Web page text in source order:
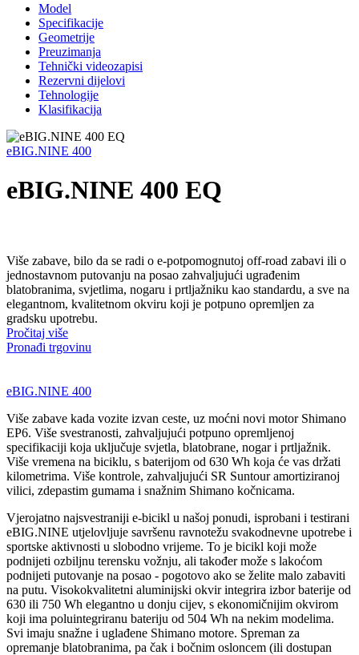
Model
Specifikacije
Geometrije
Preuzimanja
Tehnički videozapisi
Rezervni dijelovi
Tehnologije
Klasifikacija
eBIG.NINE 400
eBIG.NINE 400 EQ
Više zabave, bilo da se radi o e-potpomognutoj off-road zabavi ili o
jednostavnom putovanju na posao zahvaljujući ugrađenim
blatobranima, svjetlima, nogaru i prtljažniku kao standardu, a sve na
elegantnom, kvalitetnom okviru koji je potpuno opremljen za
gradsku upotrebu.
Pročitaj više
Pronađi trgovinu
eBIG.NINE 400
Više zabave kada vozite izvan ceste, uz moćni novi motor Shimano
EP6. Više svestranosti, zahvaljujući potpuno opremljenoj
specifikaciji koja uključuje svjetla, blatobrane, nogar i prtljažnik.
Više vremena na biciklu, s baterijom od 630 Wh koja će vas držati
kilometrima. Više kontrole, zahvaljujući SR Suntour amortiziranoj
vilici, zdepastim gumama i snažnim Shimano kočnicama.
Vjerojatno najsvestraniji e-bicikl u našoj ponudi, isprobani i testirani
eBIG.NINE utjelovljuje savršenu ravnotežu svakodnevne upotrebe i
sportske aktivnosti u slobodno vrijeme. To je bicikl koji može
podnijeti ozbiljnu terensku vožnju, ali također može s lakoćom
podnijeti putovanje na posao - pogotovo ako se želite malo zabaviti
na putu. Visokokvalitetni aluminijski okvir integrira izbor baterije od
630 ili 750 Wh elegantno u donju cijev, s ekonomičnijim okvirom
koji ima poluintegriranu bateriju od 504 Wh na nekim modelima.
Svi imaju snažne i uglađene Shimano motore. Spreman za
opremanje blatobranima, pa čak i bočnim osloncem (ili dostupan